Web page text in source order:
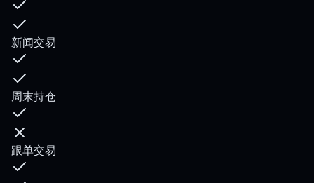
新闻交易
周末持仓
跟单交易